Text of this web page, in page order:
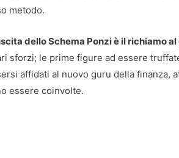
metodo.
dello Schema Ponzi è il richiamo
sforzi; le prime figure ad essere
affidati al nuovo guru della finanza,
essere coinvolte.